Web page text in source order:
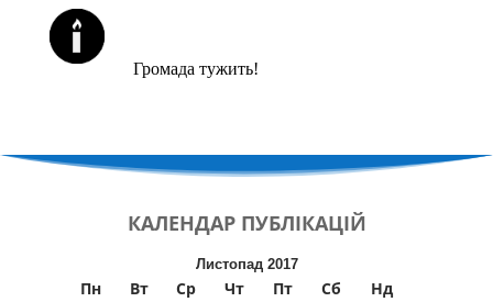
Громада тужить!
КАЛЕНДАР ПУБЛІКАЦІЙ
Листопад 2017
Пн Вт Ср Чт Пт Сб
Нд